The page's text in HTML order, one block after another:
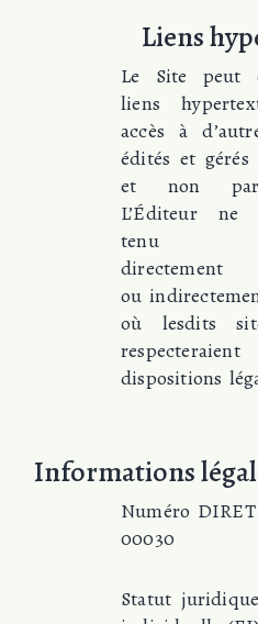
Liens
Le Site peut
liens
accès à
édités et
et non par
L’Éditeur
tenu
directement
ou
où lesdits
dispositions
Informations
Numéro DIRET
00030
Statut